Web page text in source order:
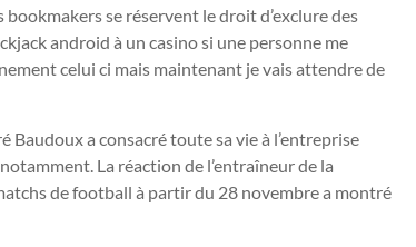
se réservent le droit d’exclure des
android à un casino si une personne me
celui ci mais maintenant je vais attendre de
Baudoux a consacré toute sa vie à l’entreprise
La réaction de l’entraîneur de la
de football à partir du 28 novembre a montré